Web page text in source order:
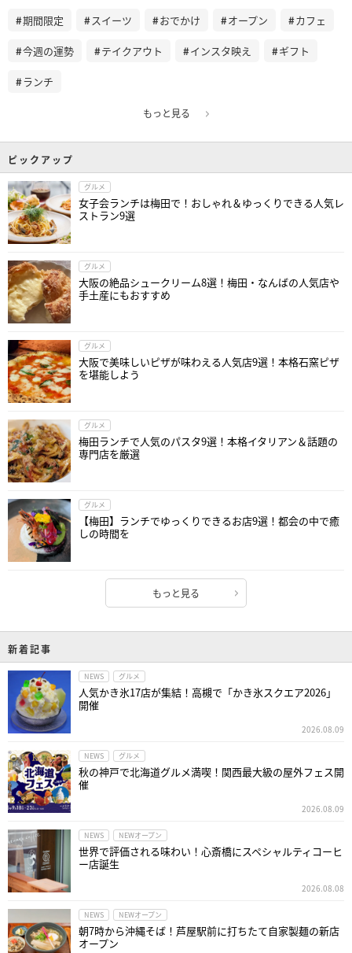
期間限定 スイーツ おでかけ オープン カフェ
今週の運勢 テイクアウト インスタ映え ギフト
ランチ
もっと見る
ピックアップ
グルメ
女子会ランチは梅田で！おしゃれ＆ゆっくりできる人気レ
ストラン9選
グルメ
大阪の絶品シュークリーム8選！梅田・なんばの人気店や
手土産にもおすすめ
グルメ
大阪で美味しいピザが味わえる人気店9選！本格石窯ピザ
を堪能しよう
グルメ
梅田ランチで人気のパスタ9選！本格イタリアン＆話題の
専門店を厳選
グルメ
【梅田】ランチでゆっくりできるお店9選！都会の中で癒
しの時間を
もっと見る
新着記事
NEWS グルメ
人気かき氷17店が集結！高槻で「かき氷スクエア2026」
開催
2026.08.09
NEWS グルメ
秋の神戸で北海道グルメ満喫！関西最大級の屋外フェス開
催
2026.08.09
NEWS NEWオープン
世界で評価される味わい！心斎橋にスペシャルティコーヒ
ー店誕生
2026.08.08
NEWS NEWオープン
朝7時から沖縄そば！芦屋駅前に打ちたて自家製麺の新店
オープン